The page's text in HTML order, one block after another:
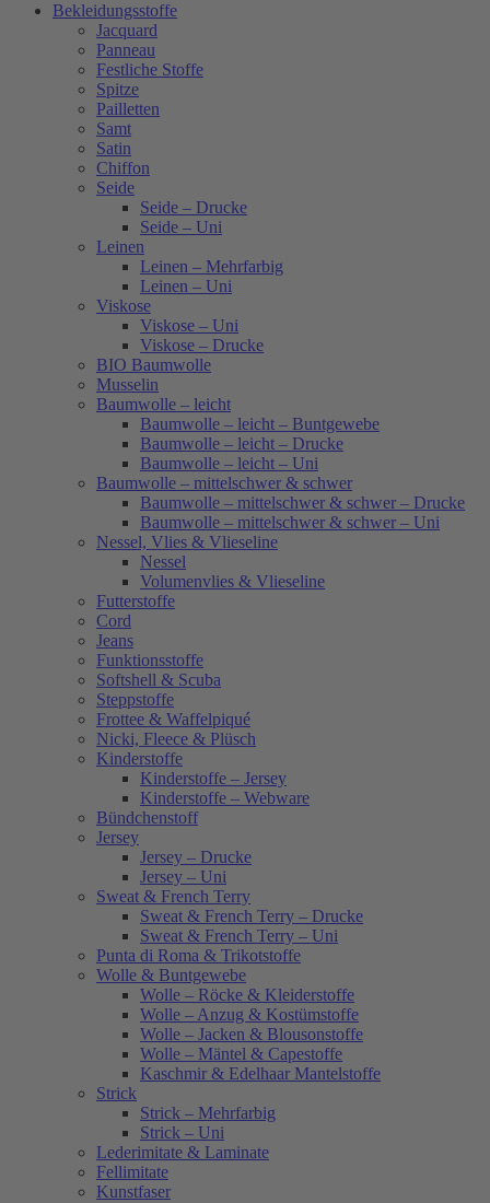
Bekleidungsstoffe
Jacquard
Panneau
Festliche Stoffe
Spitze
Pailletten
Samt
Satin
Chiffon
Seide
Seide – Drucke
Seide – Uni
Leinen
Leinen – Mehrfarbig
Leinen – Uni
Viskose
Viskose – Uni
Viskose – Drucke
BIO Baumwolle
Musselin
Baumwolle – leicht
Baumwolle – leicht – Buntgewebe
Baumwolle – leicht – Drucke
Baumwolle – leicht – Uni
Baumwolle – mittelschwer & schwer
Baumwolle – mittelschwer & schwer – Drucke
Baumwolle – mittelschwer & schwer – Uni
Nessel, Vlies & Vlieseline
Nessel
Volumenvlies & Vlieseline
Futterstoffe
Cord
Jeans
Funktionsstoffe
Softshell & Scuba
Steppstoffe
Frottee & Waffelpiqué
Nicki, Fleece & Plüsch
Kinderstoffe
Kinderstoffe – Jersey
Kinderstoffe – Webware
Bündchenstoff
Jersey
Jersey – Drucke
Jersey – Uni
Sweat & French Terry
Sweat & French Terry – Drucke
Sweat & French Terry – Uni
Punta di Roma & Trikotstoffe
Wolle & Buntgewebe
Wolle – Röcke & Kleiderstoffe
Wolle – Anzug & Kostümstoffe
Wolle – Jacken & Blousonstoffe
Wolle – Mäntel & Capestoffe
Kaschmir & Edelhaar Mantelstoffe
Strick
Strick – Mehrfarbig
Strick – Uni
Lederimitate & Laminate
Fellimitate
Kunstfaser